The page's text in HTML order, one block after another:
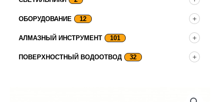
ОБОРУДОВАНИЕ 12
АЛМАЗНЫЙ ИНСТРУМЕНТ 101
ПОВЕРХНОСТНЫЙ ВОДООТВОД 32